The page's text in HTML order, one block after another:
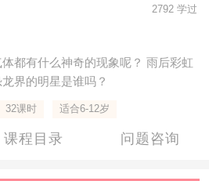
2792 学过
都有什么神奇的现象呢？ 雨后彩虹
界的明星是谁吗？
32课时 适合6-12岁
课程目录 问题咨询